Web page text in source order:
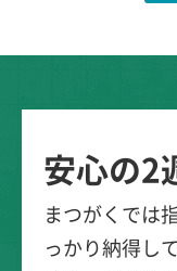
安心の2
まつがくでは
っかり納得し